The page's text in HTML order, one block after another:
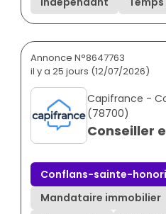
Annonce N°8647763
il y a 25 jours (12/07/2026)
Capifrance -
(78700)
Conseiller
Conflans-sainte-
Mandataire immobilier